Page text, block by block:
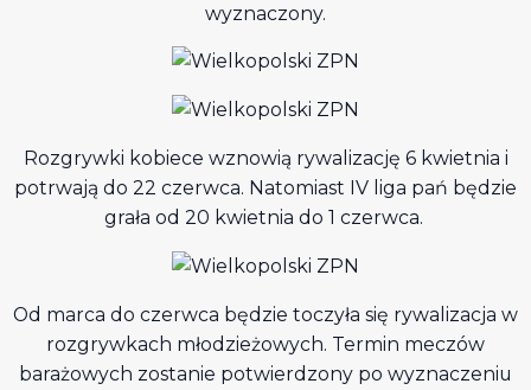
wyznaczony.
Rozgrywki kobiece wznowią rywalizację 6 kwietnia i
potrwają do 22 czerwca. Natomiast IV liga pań będzie
grała od 20 kwietnia do 1 czerwca.
Od marca do czerwca będzie toczyła się rywalizacja w
rozgrywkach młodzieżowych. Termin meczów
barażowych zostanie potwierdzony po wyznaczeniu